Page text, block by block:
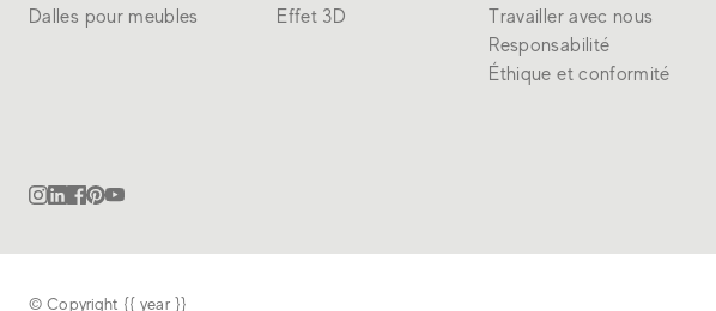
Dalles pour meubles
Effet 3D
Travailler avec nous
Responsabilité
Éthique et conformité
© Copyright {{ year }}